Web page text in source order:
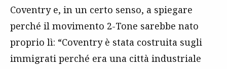
Coventry e, in un certo senso, a spiegare
perché il movimento 2-Tone sarebbe nato
proprio lì: “Coventry è stata costruita sugli
immigrati perché era una città industriale